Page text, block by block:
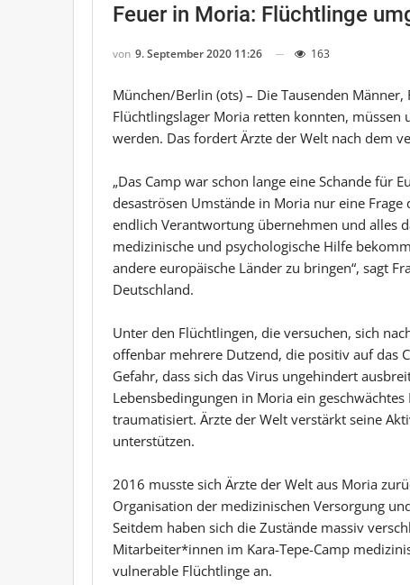
Feuer in Moria: Flüchtlinge
von 9. September 2020 11:26 163
München/Berlin (ots) – Die Tausenden
Flüchtlingslager Moria retten konnten,
werden. Das fordert Ärzte der Welt nach dem
„Das Camp war schon lange eine Schande für
desaströsen Umstände in Moria nur eine
endlich Verantwortung übernehmen und alles
medizinische und psychologische Hilfe
andere europäische Länder zu bringen“, sagt
Deutschland.
Unter den Flüchtlingen, die versuchen, sich
offenbar mehrere Dutzend, die positiv auf das
Gefahr, dass sich das Virus ungehindert
Lebensbedingungen in Moria ein
traumatisiert. Ärzte der Welt verstärkt seine
unterstützen.
2016 musste sich Ärzte der Welt aus Moria
Organisation der medizinischen Versorgung
Seitdem haben sich die Zustände massiv
Mitarbeiter*innen im Kara-Tepe-Camp
vulnerable Flüchtlinge an.